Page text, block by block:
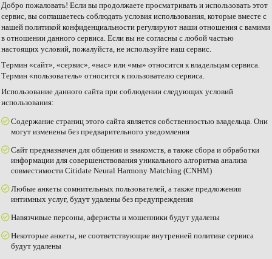
Добро пожаловать! Если вы продолжаете просматривать и использовать этот
сервис, вы соглашаетесь соблюдать условия использования, которые вместе с
нашей политикой конфиденциальности регулируют наши отношения с вамими
в отношении данного сервиса. Если вы не согласны с любой частью
настоящих условий, пожалуйста, не используйте наш сервис.
Термин «сайт», «сервис», «нас» или «мы» относится к владельцам сервиса.
Термин «пользователь» относится к пользователю сервиса.
Использование данного сайта при соблюдении следующих условий
использования:
Содержание страниц этого сайта является собственностью владельца. Они
могут изменены без предварительного уведомления
Сайт предназначен для общения и знакомств, а также сбора и обработки
информации для совершенствования уникального алгоритма анализа
совместимости Citidate Neural Harmony Matching (CNHM)
Любые анкеты сомнительных пользователей, а также предложения
интимных услуг, будут удалены без предупреждения
Навязчивые персоны, аферисты и мошенники будут удалены
Некоторые анкеты, не соответствующие внутренней политике сервиса
будут удалены